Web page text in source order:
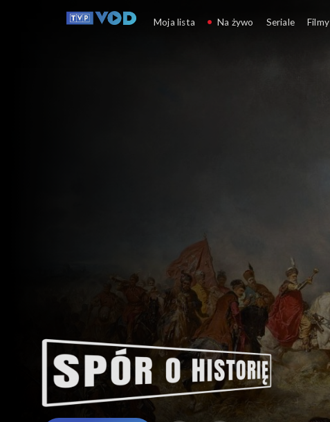
Moja lista Na żywo Seriale Filmy